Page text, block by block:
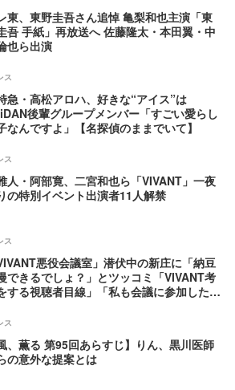
東、東野圭吾さん追悼 亀梨和也主演「東
吾 手紙」再放送へ 佐藤隆太・本田翼・中
也ら出演
ス
急・高松アロハ、好きな“アイス”は
後輩グループメンバー「すごい愛らし
なんですよ」【名探偵のままでいて】
ス
人・阿部寛、二宮和也ら「VIVANT」一夜
の特別イベント出演者11人解禁
ス
悪役会議室」潜伏中の新庄に「納豆
できるでしょ？」とツッコミ「VIVANT考
する視聴者目線」「私も会議に参加した
ス
、薫る 第95回あらすじ】りん、黒川医師
の意外な提案とは